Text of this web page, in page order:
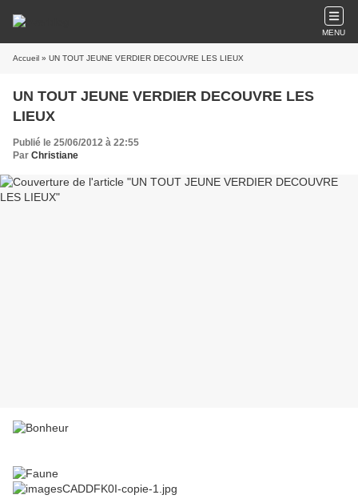
MENU
Accueil » UN TOUT JEUNE VERDIER DECOUVRE LES LIEUX
UN TOUT JEUNE VERDIER DECOUVRE LES
LIEUX
Publié le 25/06/2012 à 22:55
Par Christiane